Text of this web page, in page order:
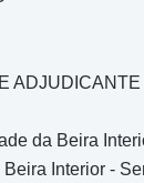
ADJUDICANTE
da Beira
Interior -